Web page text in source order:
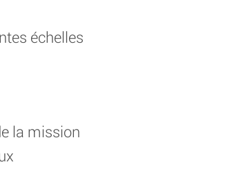
échelles
la mission